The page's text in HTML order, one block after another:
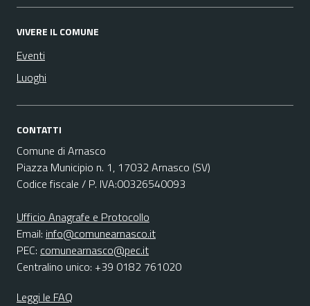
VIVERE IL COMUNE
Eventi
Luoghi
CONTATTI
Comune di Arnasco
Piazza Municipio n. 1, 17032 Arnasco (SV)
Codice fiscale / P. IVA:00326540093
Ufficio Anagrafe e Protocollo
Email: info@comunearnasco.it
PEC: comunearnasco@pec.it
Centralino unico: +39 0182 761020
Leggi le FAQ